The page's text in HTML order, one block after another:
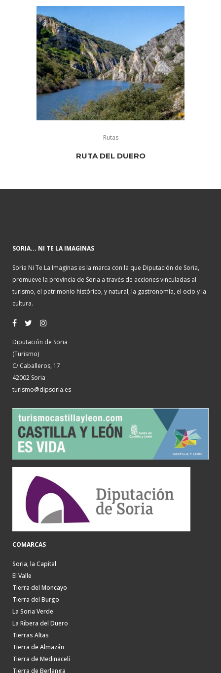
Rutas
RUTA DEL DUERO
SORIA... NI TE LA IMAGINAS
Soria Ni Te La Imaginas es la marca con la que Diputación de Soria,
promueve la provincia de Soria a través de acciones vinculadas al
turismo, el patrimonio histórico, y natural, la gastronomía, el ocio y la
cultura.
Diputación de Soria
(Turismo)
C/ Caballeros, 17
42002 Soria
turismo@dipsoria.es
COMARCAS
Soria, la Capital
El Valle
Tierra del Moncayo
Tierra del Burgo
La Soria Verde
La Ribera del Duero
Tierras Altas
Tierra de Almazán
Tierra de Medinaceli
Tierra de Berlanga